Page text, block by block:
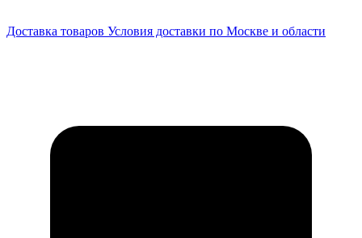
Доставка товаров Условия доставки по Москве и области